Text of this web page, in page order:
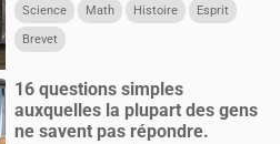
Science Math Histoire
Esprit
Brevet
16 questions simples
auxquelles la plupart des gens
ne savent pas répondre.